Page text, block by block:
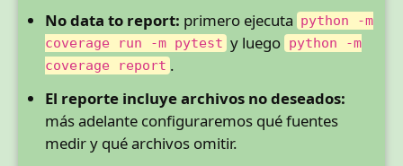
No data to report: primero ejecuta python -m
coverage run -m pytest y luego python -m
coverage report .
El reporte incluye archivos no deseados:
más adelante configuraremos qué fuentes
medir y qué archivos omitir.